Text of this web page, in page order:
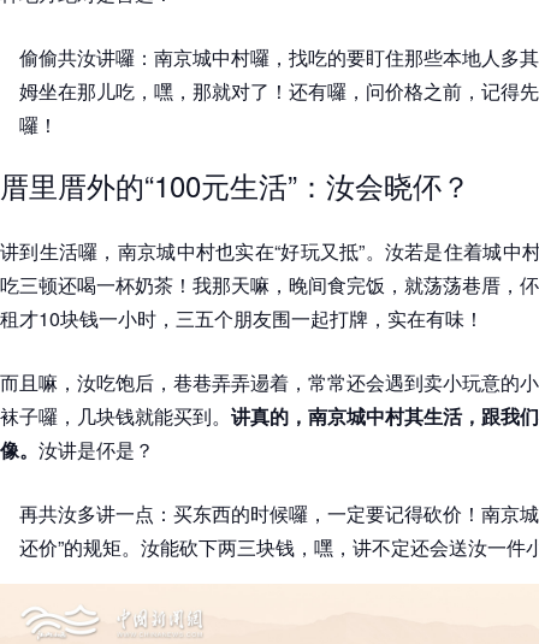
偷偷共汝讲囉：南京城中村囉，找吃的要盯住那些本地人多
姆坐在那儿吃，嘿，那就对了！还有囉，问价格之前，记得
囉！
厝里厝外的“100元生活”：汝会晓伓？
讲到生活囉，南京城中村也实在“好玩又抵”。汝若是住着城中
吃三顿还喝一杯奶茶 ！我那天嘛，晚间食完饭，就荡荡巷厝，
租才10块钱一小时，三五个朋友围一起打牌，实在有味！
而且嘛，汝吃饱后，巷巷弄弄逿着，常常还会遇到卖小玩意的
袜子囉，几块钱就能买到。 讲真的，南京城中村其生活，跟我
像。 汝讲是伓是？
再共汝多讲一点：买东西的时候囉，一定要记得砍价！南京
还价”的规矩。汝能砍下两三块钱，嘿，讲不定还会送汝一件